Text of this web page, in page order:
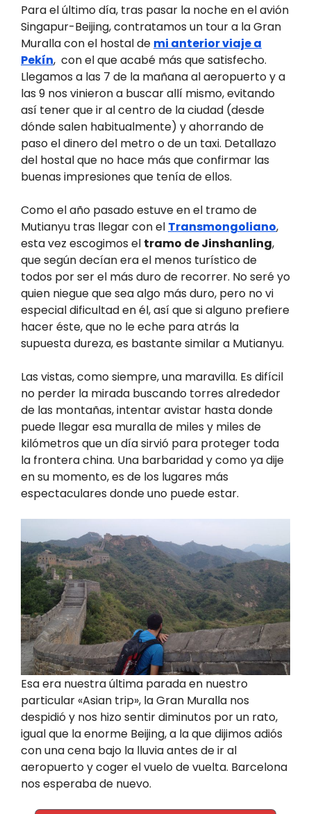
Para el último día, tras pasar la noche en el avión
Singapur-Beijing, contratamos un tour a la Gran
Muralla con el hostal de mi anterior viaje a
Pekín, con el que acabé más que satisfecho.
Llegamos a las 7 de la mañana al aeropuerto y a
las 9 nos vinieron a buscar allí mismo, evitando
así tener que ir al centro de la ciudad (desde
dónde salen habitualmente) y ahorrando de
paso el dinero del metro o de un taxi. Detallazo
del hostal que no hace más que confirmar las
buenas impresiones que tenía de ellos.
Como el año pasado estuve en el tramo de
Mutianyu tras llegar con el Transmongoliano,
esta vez escogimos el tramo de Jinshanling,
que según decían era el menos turístico de
todos por ser el más duro de recorrer. No seré yo
quien niegue que sea algo más duro, pero no vi
especial dificultad en él, así que si alguno prefiere
hacer éste, que no le eche para atrás la
supuesta dureza, es bastante similar a Mutianyu.
Las vistas, como siempre, una maravilla. Es difícil
no perder la mirada buscando torres alrededor
de las montañas, intentar avistar hasta donde
puede llegar esa muralla de miles y miles de
kilómetros que un día sirvió para proteger toda
la frontera china. Una barbaridad y como ya dije
en su momento, es de los lugares más
espectaculares donde uno puede estar.
Esa era nuestra última parada en nuestro
particular «Asian trip», la Gran Muralla nos
despidió y nos hizo sentir diminutos por un rato,
igual que la enorme Beijing, a la que dijimos adiós
con una cena bajo la lluvia antes de ir al
aeropuerto y coger el vuelo de vuelta. Barcelona
nos esperaba de nuevo.